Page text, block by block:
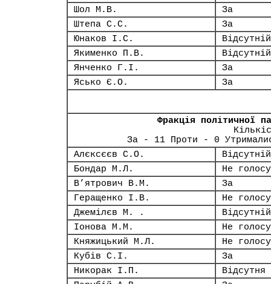
Шол М.В.
За
Штепа С.С.
За
Юнаков І.С.
Відсутній
Якименко П.В.
Відсутній
Янченко Г.І.
За
Ясько Є.О.
За
Фракція політичної
За - 11 Проти - 0
Алєксєєв С.О.
Відсутній
Бондар М.Л.
Не
В’ятрович В.М.
За
Геращенко І.В.
Не
Джемілєв М. .
Відсутній
Іонова М.М.
Не
Княжицький М.Л.
Не
Кубів С.І.
За
Никорак І.П.
Відсутня